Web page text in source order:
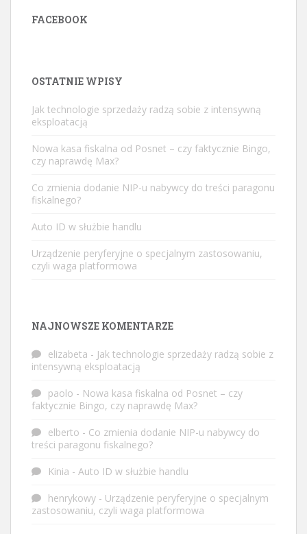
FACEBOOK
OSTATNIE WPISY
Jak technologie sprzedaży radzą sobie z intensywną
eksploatacją
Nowa kasa fiskalna od Posnet – czy faktycznie Bingo,
czy naprawdę Max?
Co zmienia dodanie NIP-u nabywcy do treści paragonu
fiskalnego?
Auto ID w służbie handlu
Urządzenie peryferyjne o specjalnym zastosowaniu,
czyli waga platformowa
NAJNOWSZE KOMENTARZE
elizabeta - Jak technologie sprzedaży radzą sobie z
intensywną eksploatacją
paolo - Nowa kasa fiskalna od Posnet – czy
faktycznie Bingo, czy naprawdę Max?
elberto - Co zmienia dodanie NIP-u nabywcy do
treści paragonu fiskalnego?
Kinia - Auto ID w służbie handlu
henrykowy - Urządzenie peryferyjne o specjalnym
zastosowaniu, czyli waga platformowa